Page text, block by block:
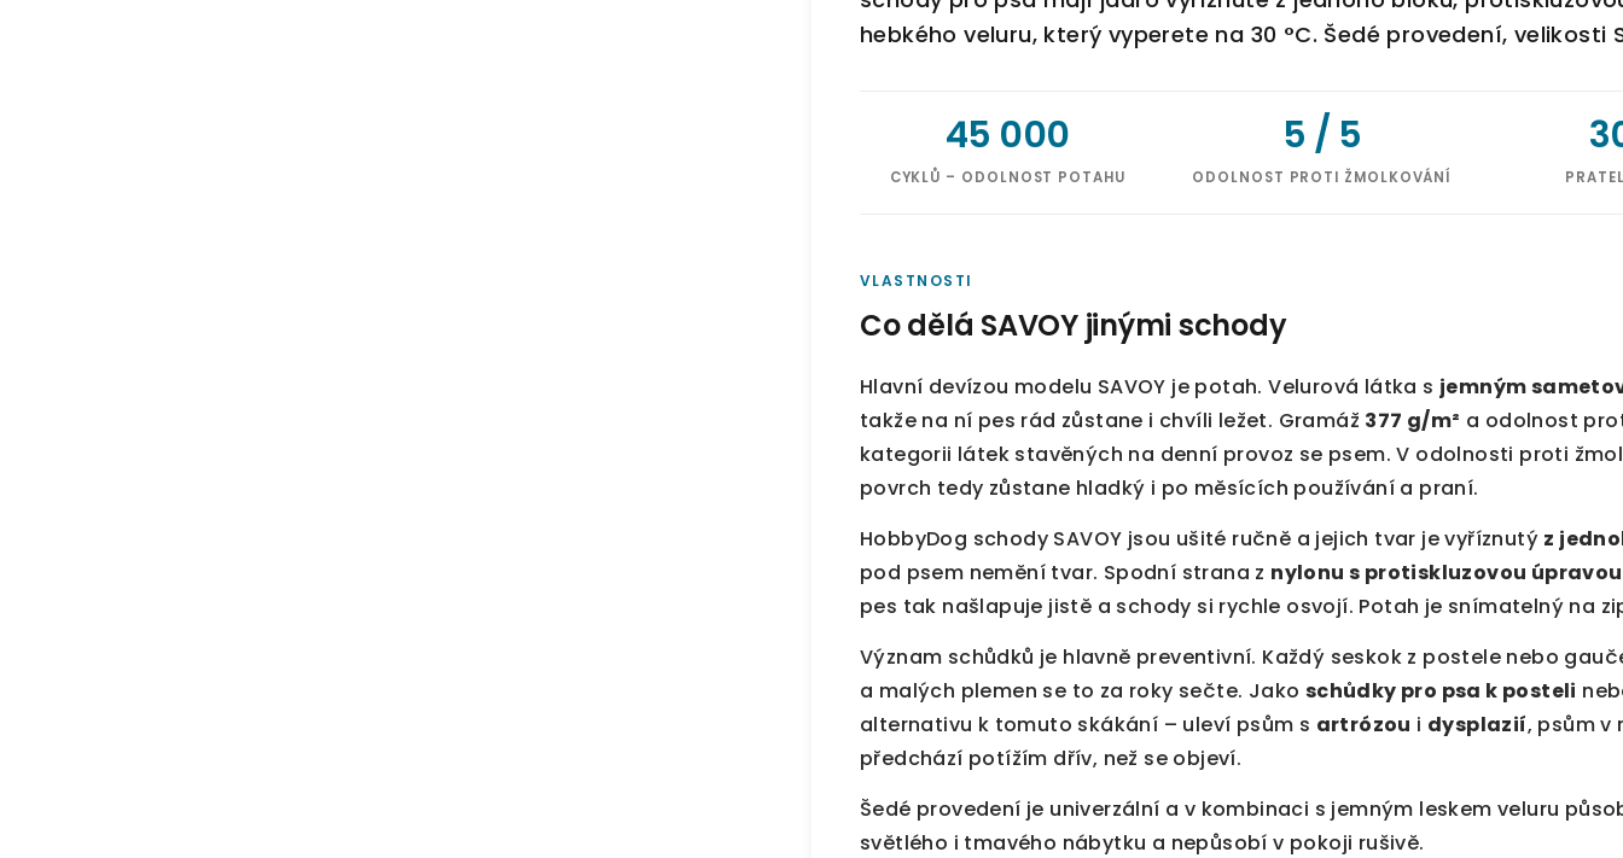
hebkého veluru, který vyperete na 30 °C. Šedé provedení, velikosti
45 000
CYKLŮ – ODOLNOST POTAHU
5 / 5
ODOLNOST PROTI ŽMOLKOVÁNÍ
VLASTNOSTI
Co dělá SAVOY jinými schody
Hlavní devízou modelu SAVOY je potah. Velurová látka s jemným
takže na ní pes rád zůstane i chvíli ležet. Gramáž 377 g/m² a odolnost
kategorii látek stavěných na denní provoz se psem. V odolnosti proti
povrch tedy zůstane hladký i po měsících používání a praní.
HobbyDog schody SAVOY jsou ušité ručně a jejich tvar je vyříznutý z
pod psem nemění tvar. Spodní strana z nylonu s protiskluzovou úpravou
pes tak našlapuje jistě a schody si rychle osvojí. Potah je snímatelný na
Význam schůdků je hlavně preventivní. Každý seskok z postele nebo
a malých plemen se to za roky sečte. Jako schůdky pro psa k posteli
alternativu k tomuto skákání – uleví psům s artrózou i dysplazií, psům v
předchází potížím dřív, než se objeví.
Šedé provedení je univerzální a v kombinaci s jemným leskem veluru
světlého i tmavého nábytku a nepůsobí v pokoji rušivě.